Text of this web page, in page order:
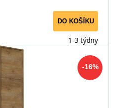
DO KOŠÍKU
1-3 týdny
-16%